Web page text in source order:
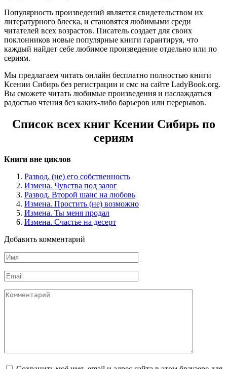
Популярность произведений является свидетельством их
литературного блеска, и становятся любимыми среди
читателей всех возрастов. Писатель создает для своих
поклонников новые популярные книги гарантируя, что
каждый найдет себе любимое произведение отдельно или по
сериям.
Мы предлагаем читать онлайн бесплатно полностью книги
Ксении Сибирь без регистрации и смс на сайте LadyBook.org.
Вы сможете читать любимые произведения и наслаждаться
радостью чтения без каких-либо барьеров или перерывов.
Список всех книг Ксении Сибирь по
сериям
Книги вне циклов
Развод. (не) его собственность
Измена. Чувства под залог
Развод. Второй шанс на любовь
Измена. Простить (не) возможно
Измена. Ты меня продал
Измена. Счастье на десерт
Добавить комментарий
Имя
*
Email
*
Комментарий